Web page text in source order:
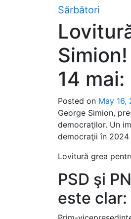
Sărbători
14
Posted on May 16,
George Simion,
democraţilor. Un
democraţii în 2024
Lovitură grea
PSD şi
este clar: